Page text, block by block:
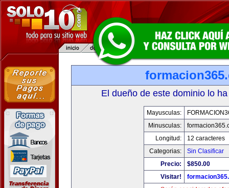
El dueño de este dominio lo
Mayusculas:
Minusculas:
Longitud:
12 caracteres
Categorias:
Sin Clasificar
Precio:
$850.00
Visitar!